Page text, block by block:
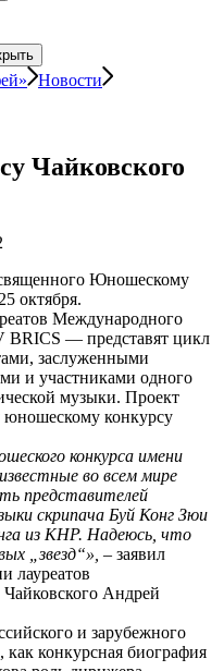
Новости
Чайковского
Юношескому
октября.
Международного
BRICS — представят цикл
заслуженными
и участниками одного
музыки. Проект
конкурсу
конкурса имени
во всем мире
представителей
скрипача Буй Конг Зюи
из КНР. Надеюсь, что
„звезд“», – заявил
лауреатов
Андрей
и зарубежного
конкурсная биография